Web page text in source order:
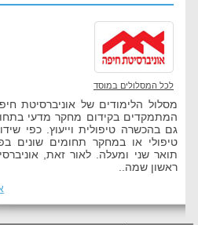
לכל המסלולים במוסד
מסלול הלימודים של אוניברסיטת
המתמקדים בקידום מחקר מדעי
גם בהכשרה טיפולית וייעוץ. כפי
טיפולי או במחקר תחומים שונים
תואר שני ומעלה. לאור זאת,
ראשון שמה..